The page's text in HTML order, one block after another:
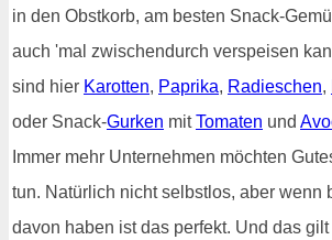
in den Obstkorb, am besten Snack-
auch 'mal zwischendurch verspeisen
sind hier Karotten, Paprika, Radieschen,
oder Snack-Gurken mitTomaten und
Immer mehr Unternehmen möchten
tun. Natürlich nicht selbstlos, aber wenn
davon haben ist das perfekt. Und das